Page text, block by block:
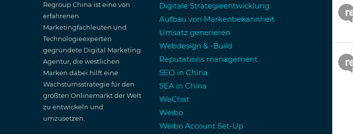
Regroup China ist eine von
erfahrenen
Marketingfachleuten und
Technologieexperten
gegründete Digital Marketing
Agentur, die westlichen
Marken dabei hilft eine
Wachstumsstrategie für den
größten Onlinemarkt der Welt
zu entwickeln und
umzusetzen.
Digitale Strategieentwicklung
Aufbau von Markenbekannheit
Umsatz generieren
Webdesign & -Build
Reputations management
SEO in China
SEA in China
WeChat
Weibo
Weibo Account Set-Up